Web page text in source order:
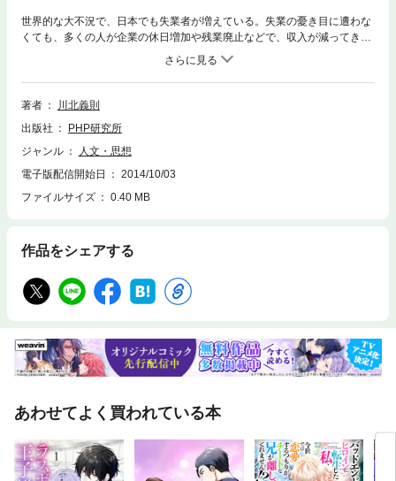
世界的な大不況で、日本でも失業者が増えている。失業の憂き目に遭わな
くても、多くの人が企業の休日増加や残業廃止などで、収入が減ってきて
いる。「生活が大変だ」という声も少なくない。しかし、だからといって
嘆いてみても始まらない。時代が変われば、変わったなりの生活の仕方も
ある。そのためには、自分の身を軽くしておくに限るのだ。先行き不安な
どとも、よくいわれる。先のことはわからない——だから「心配だ」と考
い」と考えれば、あなたの生き方もガラリと変わってくるはずだ。周囲の
人間関係にも深入りはしない。他人が自分のことをどう思うかなど、そん
価で生きていく。そうすれば、仕事でも家庭でも、あるいは一個人として
も、身軽で充実した人生を送れるはずである。（「まえがき」より抜粋）
著者
川北義則
出版社
PHP研究所
ジャンル
人文・思想
電子版配信開始日
2014/10/03
ファイルサイズ
0.40 MB
作品をシェアする
あわせてよく買われている本